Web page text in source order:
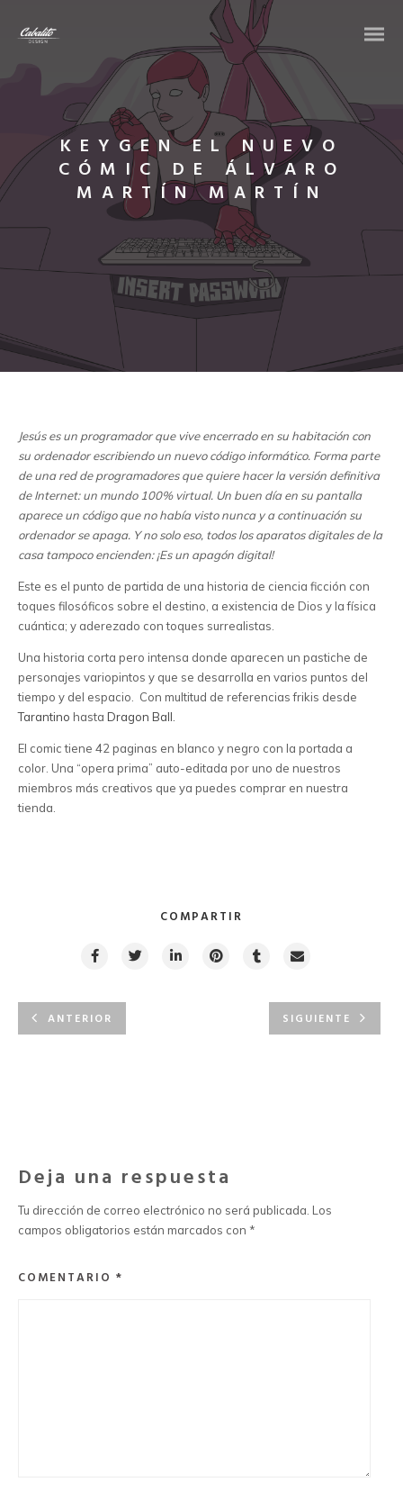
KEYGEN EL NUEVO
CÓMIC DE ÁLVARO
MARTÍN MARTÍN
Jesús es un programador que vive encerrado en su habitación con
su ordenador escribiendo un nuevo código informático. Forma parte
de una red de programadores que quiere hacer la versión definitiva
de Internet: un mundo 100% virtual. Un buen día en su pantalla
aparece un código que no había visto nunca y a continuación su
ordenador se apaga. Y no solo eso, todos los aparatos digitales de la
casa tampoco encienden: ¡Es un apagón digital!
Este es el punto de partida de una historia de ciencia ficción con
toques filosóficos sobre el destino, a existencia de Dios y la física
cuántica; y aderezado con toques surrealistas.
Una historia corta pero intensa donde aparecen un pastiche de
personajes variopintos y que se desarrolla en varios puntos del
tiempo y del espacio. Con multitud de referencias frikis desde
Tarantino hasta Dragon Ball.
El comic tiene 42 paginas en blanco y negro con la portada a
color. Una “opera prima” auto-editada por uno de nuestros
miembros más creativos que ya puedes comprar en nuestra
tienda.
COMPARTIR
ANTERIOR SIGUIENTE
Deja una respuesta
Tu dirección de correo electrónico no será publicada. Los
campos obligatorios están marcados con *
COMENTARIO *